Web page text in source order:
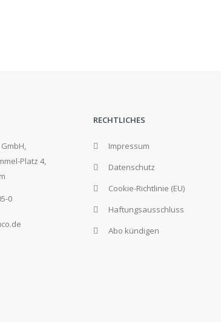
Platz 4,
0
RECHTLICHES
Impressum
Datenschutz
Cookie-Richtlinie (EU)
Haftungsausschluss
Abo kündigen